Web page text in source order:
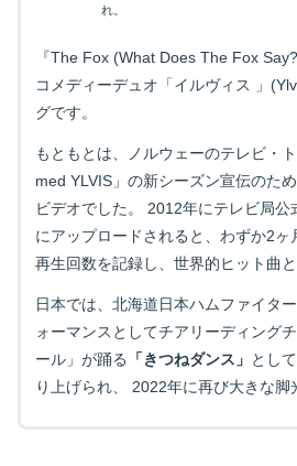
れ。
『The Fox (What Does The Fox
コメディーデュオ「イルヴィス 」
グです。
もともとは、ノルウェーのテレビ・
med YLVIS」の新シーズン宣伝のた
ビデオでした。 2012年にテレビ局公
にアップロードされると、わずか2
再生回数を記録し、世界的ヒット曲と
日本では、北海道日本ハムファイタ
ォーマンスとしてチアリーディング
ール」が踊る
「きつねダンス」 とし
り上げられ、 2022年に再び大きな脚